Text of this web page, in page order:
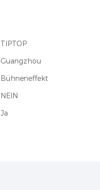
TIPTOP
Guangzhou
Bühneneffekt
NEIN
Ja